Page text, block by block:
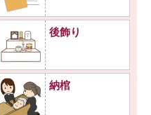
後飾り
納棺